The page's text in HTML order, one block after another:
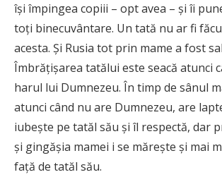
îşi împingea copiii – opt avea – şi îi
toţi binecuvântare. Un tată nu ar fi
acesta. Şi Rusia tot prin mame a fost
Îmbrăţişarea tatălui este seacă atunci
harul lui Dumnezeu. În timp de sânul
atunci când nu are Dumnezeu, are
iubeşte pe tatăl său şi îl respectă, dar
şi gingăşia mamei i se măreşte şi mai
faţă de tatăl său.